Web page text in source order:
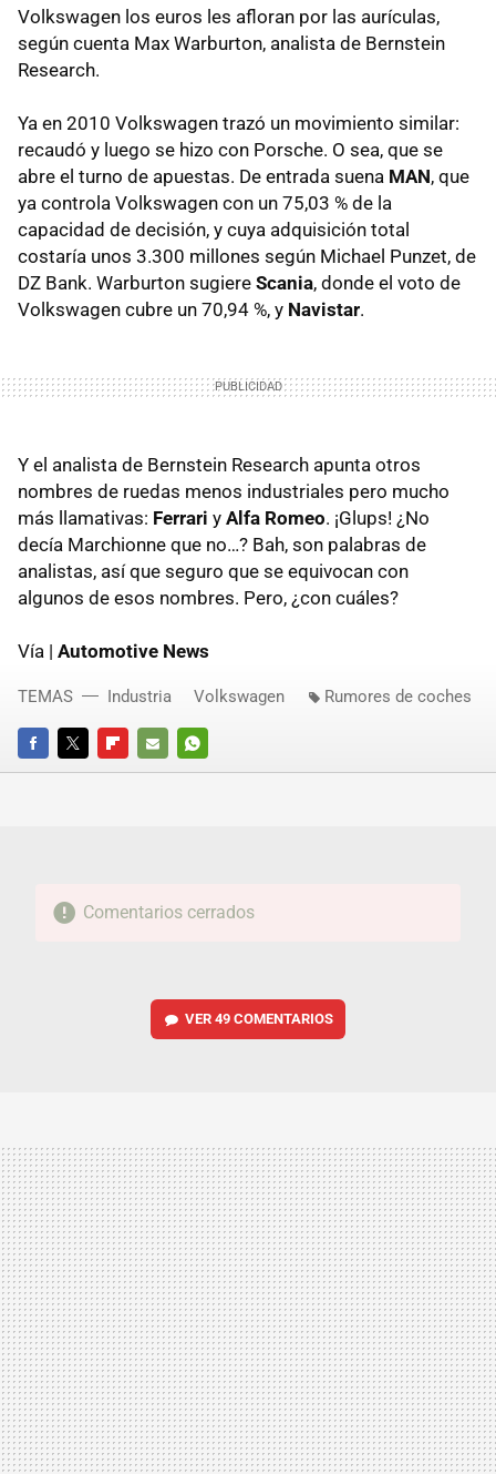
Volkswagen los euros les afloran por las aurículas,
según cuenta Max Warburton, analista de Bernstein
Research.
Ya en 2010 Volkswagen trazó un movimiento similar:
recaudó y luego se hizo con Porsche. O sea, que se
abre el turno de apuestas. De entrada suena MAN, que
ya controla Volkswagen con un 75,03 % de la
capacidad de decisión, y cuya adquisición total
costaría unos 3.300 millones según Michael Punzet, de
DZ Bank. Warburton sugiere Scania, donde el voto de
Volkswagen cubre un 70,94 %, y Navistar.
Y el analista de Bernstein Research apunta otros
nombres de ruedas menos industriales pero mucho
más llamativas: Ferrari y Alfa Romeo. ¡Glups! ¿No
decía Marchionne que no…? Bah, son palabras de
analistas, así que seguro que se equivocan con
algunos de esos nombres. Pero, ¿con cuáles?
Vía | Automotive News
FACEBOOKTWITTERFLIPBOARD
E-
WHATSAPP
TEMAS Industria Volkswagen Rumores de coches
Comentarios cerrados
VER 49 COMENTARIOS